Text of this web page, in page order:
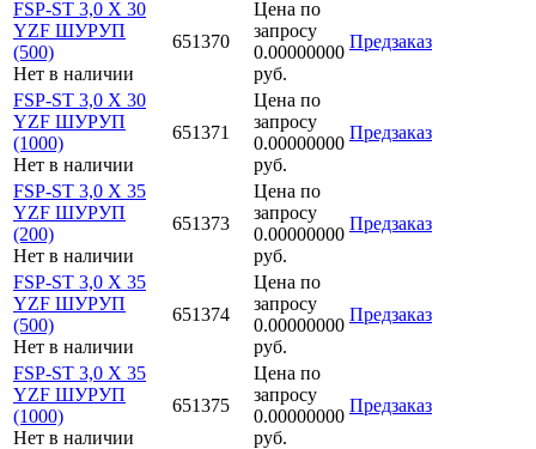
FSP-ST 3,0 X 30
YZF ШУРУП
(500)
Нет в наличии
651370
Цена по
запросу
0.00000000
руб.
Предзаказ
FSP-ST 3,0 X 30
YZF ШУРУП
(1000)
Нет в наличии
651371
Цена по
запросу
0.00000000
руб.
Предзаказ
FSP-ST 3,0 X 35
YZF ШУРУП
(200)
Нет в наличии
651373
Цена по
запросу
0.00000000
руб.
Предзаказ
FSP-ST 3,0 X 35
YZF ШУРУП
(500)
Нет в наличии
651374
Цена по
запросу
0.00000000
руб.
Предзаказ
FSP-ST 3,0 X 35
YZF ШУРУП
(1000)
Нет в наличии
651375
Цена по
запросу
0.00000000
руб.
Предзаказ